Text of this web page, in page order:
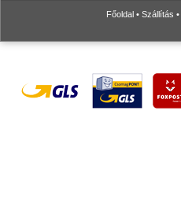
Főoldal • Szállítás •